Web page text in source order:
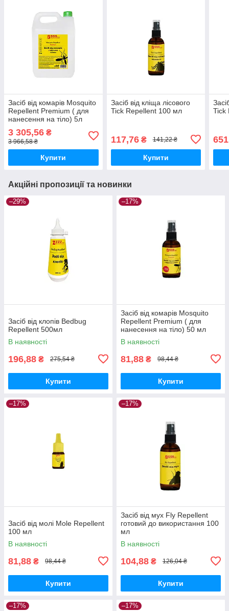
Засіб від комарів Mosquito
Repellent Premium ( для
нанесення на тіло) 5л
3 305,56 ₴
3 966,58 ₴
Купити
Засіб від кліща лісового
Tick Repellent 100 мл
117,76₴ 141,22 ₴
Купити
Tick
Акційні пропозиції та новинки
–29%
Засіб від клопів Bedbug
Repellent 500мл
В наявності
196,88 ₴ 275,54 ₴
Купити
–17%
Засіб від комарів Mosquito
Repellent Premium ( для
нанесення на тіло) 50 мл
В наявності
81,88 ₴ 98,44 ₴
Купити
–17%
Засіб від молі Mole Repellent
100 мл
В наявності
81,88 ₴ 98,44 ₴
Купити
–17%
Засіб від мух Fly Repellent
готовий до використання 100
мл
В наявності
104,88 ₴ 126,04 ₴
Купити
–17% –17%